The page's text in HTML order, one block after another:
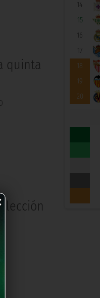
14
15
16
17
18
19
20
quinta